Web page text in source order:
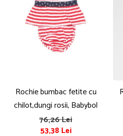
Rochie bumbac fetite cu
chilot,dungi rosii, Babybol
76,26 Lei
53,38 Lei